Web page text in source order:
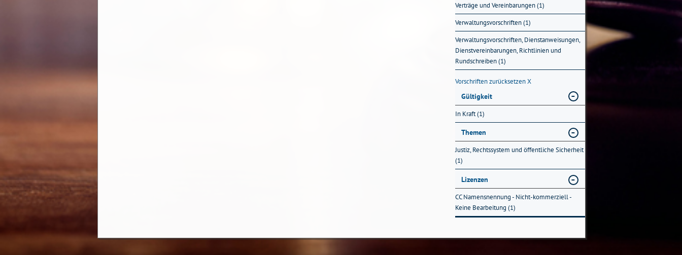
Verträge und Vereinbarungen (1)
Verwaltungsvorschriften (1)
Verwaltungsvorschriften, Dienstanweisungen,
Dienstvereinbarungen, Richtlinien und
Rundschreiben (1)
Vorschriften zurücksetzenX
Gültigkeit
In Kraft (1)
Themen
Justiz, Rechtssystem und öffentliche Sicherheit
(1)
Lizenzen
CC Namensnennung - Nicht-kommerziell -
Keine Bearbeitung (1)